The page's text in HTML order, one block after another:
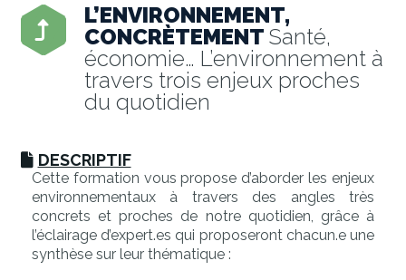
L’ENVIRONNEMENT,
CONCRÈTEMENT Santé,
économie… L’environnement à
travers trois enjeux proches
du quotidien
DESCRIPTIF
Cette formation vous propose d’aborder les enjeux
environnementaux à travers des angles très
concrets et proches de notre quotidien, grâce à
l’éclairage d’expert.es qui proposeront chacun.e une
synthèse sur leur thématique :